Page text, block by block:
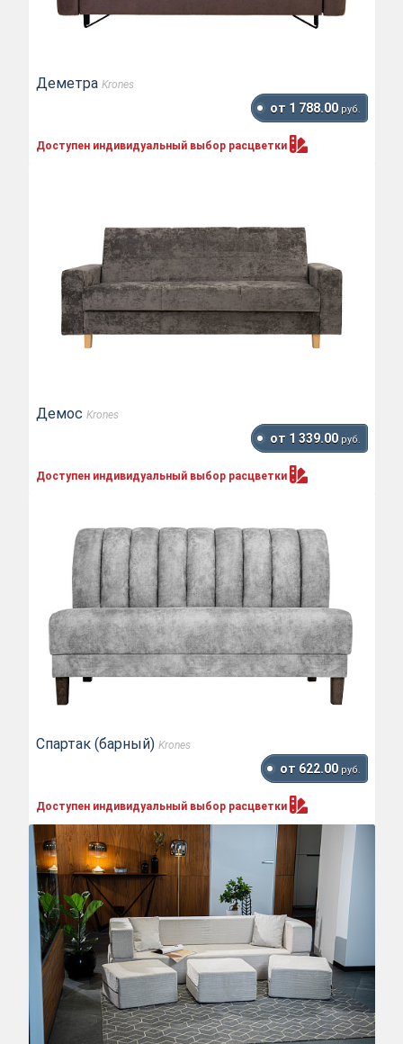
Деметра Krones
от 1 788.00 руб.
Доступен индивидуальный выбор расцветки
Демос Krones
от 1 339.00 руб.
Доступен индивидуальный выбор расцветки
Спартак (барный) Krones
от 622.00 руб.
Доступен индивидуальный выбор расцветки